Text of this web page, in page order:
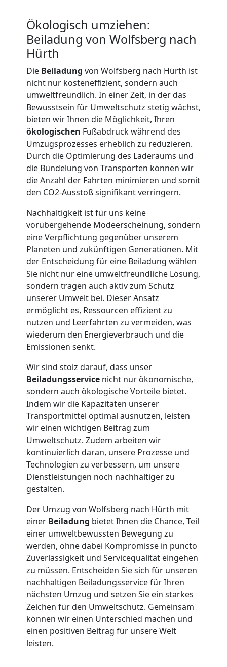
Ökologisch umziehen:
Beiladung von Wolfsberg nach
Hürth
Die Beiladung von Wolfsberg nach Hürth ist
nicht nur kosteneffizient, sondern auch
umweltfreundlich. In einer Zeit, in der das
Bewusstsein für Umweltschutz stetig wächst,
bieten wir Ihnen die Möglichkeit, Ihren
ökologischen Fußabdruck während des
Umzugsprozesses erheblich zu reduzieren.
Durch die Optimierung des Laderaums und
die Bündelung von Transporten können wir
die Anzahl der Fahrten minimieren und somit
den CO2-Ausstoß signifikant verringern.
Nachhaltigkeit ist für uns keine
vorübergehende Modeerscheinung, sondern
eine Verpflichtung gegenüber unserem
Planeten und zukünftigen Generationen. Mit
der Entscheidung für eine Beiladung wählen
Sie nicht nur eine umweltfreundliche Lösung,
sondern tragen auch aktiv zum Schutz
unserer Umwelt bei. Dieser Ansatz
ermöglicht es, Ressourcen effizient zu
nutzen und Leerfahrten zu vermeiden, was
wiederum den Energieverbrauch und die
Emissionen senkt.
Wir sind stolz darauf, dass unser
Beiladungsservice nicht nur ökonomische,
sondern auch ökologische Vorteile bietet.
Indem wir die Kapazitäten unserer
Transportmittel optimal ausnutzen, leisten
wir einen wichtigen Beitrag zum
Umweltschutz. Zudem arbeiten wir
kontinuierlich daran, unsere Prozesse und
Technologien zu verbessern, um unsere
Dienstleistungen noch nachhaltiger zu
gestalten.
Der Umzug von Wolfsberg nach Hürth mit
einer Beiladung bietet Ihnen die Chance, Teil
einer umweltbewussten Bewegung zu
werden, ohne dabei Kompromisse in puncto
Zuverlässigkeit und Servicequalität eingehen
zu müssen. Entscheiden Sie sich für unseren
nachhaltigen Beiladungsservice für Ihren
nächsten Umzug und setzen Sie ein starkes
Zeichen für den Umweltschutz. Gemeinsam
können wir einen Unterschied machen und
einen positiven Beitrag für unsere Welt
leisten.
Mann
LKW
Möbellift
Wolfsberg
Übersiedlung
Wolfsberg
Klaviertransport
Wolfsberg
Privatumzug
Wolfsberg
Tresortransport
Wolfsberg
Umzug
für
Senioren
Wolfsberg
Fernumzug
Wolfsberg
Firmenumzug